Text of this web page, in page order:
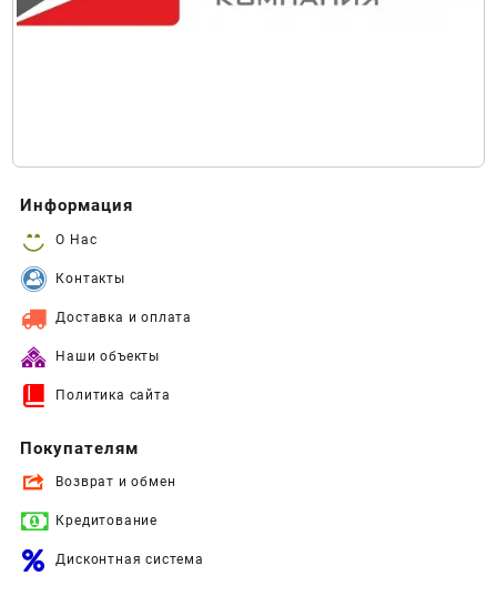
Информация
О Нас
Контакты
Доставка и оплата
Наши объекты
Политика сайта
Покупателям
Возврат и обмен
Кредитование
Дисконтная система